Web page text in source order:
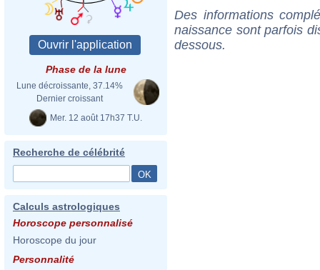
Phase de la lune
Lune décroissante, 37.14%
Dernier croissant
Mer. 12 août 17h37 T.U.
Recherche de célébrité
Calculs astrologiques
Horoscope personnalisé
Horoscope du jour
Personnalité
Des informations
naissance sont parfois
dessous.